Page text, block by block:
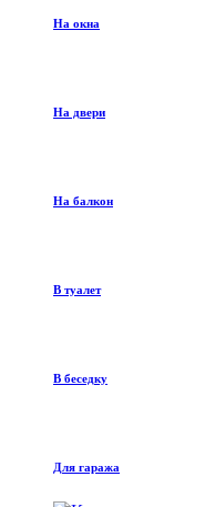
На окна
На двери
На балкон
В туалет
В беседку
Для гаража